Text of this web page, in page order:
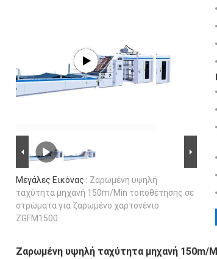
Μεγάλες Εικόνας : Ζαρωμένη υψηλή
ταχύτητα μηχανή 150m/Min τοποθέτησης σε
στρώματα για ζαρωμένο χαρτονένιο
ZGFM1500
Ζαρωμένη υψηλή ταχύτητα μηχανή 150m/